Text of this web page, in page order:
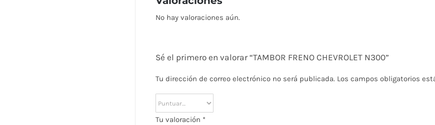
No hay valoraciones aún.
Sé el primero en valorar “TAMBOR FRENO CHEVROLET N300”
Tu dirección de correo electrónico no será publicada. Los campos obligatorios
Tu valoración *